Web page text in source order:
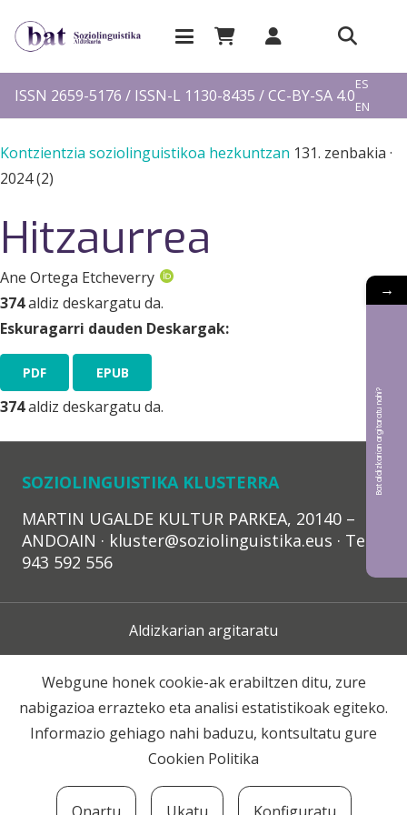
ISSN 2659-5176 / ISSN-L 1130-8435 / CC-BY-SA 4.0
ES
EN
Kontzientzia soziolinguistikoa hezkuntzan 131. zenbakia ·
2024 (2)
Hitzaurrea
Ane Ortega Etcheverry
374aldiz deskargatu da.
Eskuragarri dauden Deskargak:
PDF EPUB
374aldiz deskargatu da.
SOZIOLINGUISTIKA KLUSTERRA
MARTIN UGALDE KULTUR PARKEA, 20140 –
ANDOAIN · kluster@soziolinguistika.eus · Tel.:
943 592 556
Aldizkarian argitaratu
Lege Oharra
Harpidetza
Webgune honek cookie-ak erabiltzen ditu, zure
nabigazioa errazteko eta analisi estatistikoak egiteko.
Informazio gehiago nahi baduzu, kontsultatu gure
Cookien Politika
→
Bat aldizkarian argitaratu nahi?